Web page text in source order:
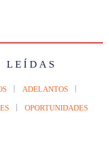
LEÍDAS
ADELANTOS
OPORTUNIDADES